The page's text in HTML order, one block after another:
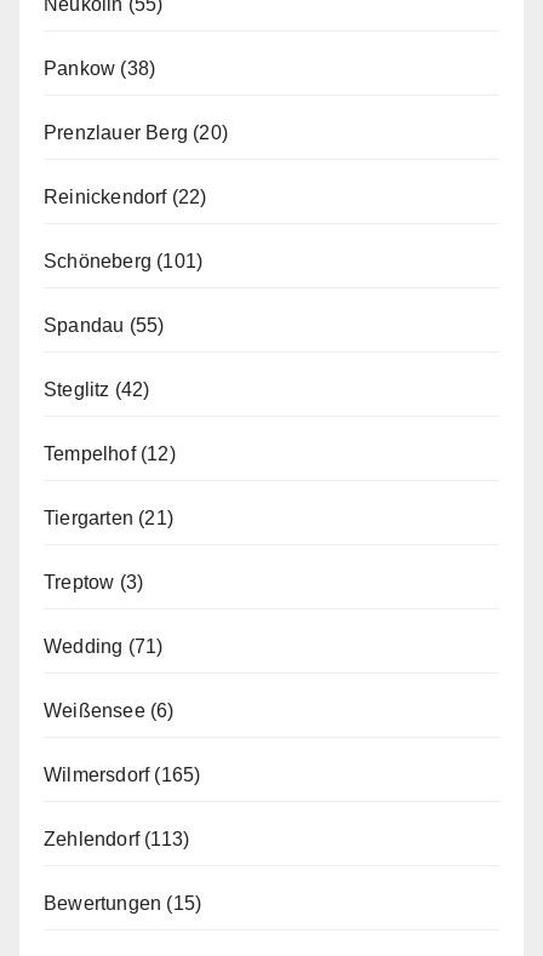
Neukölln (55)
Pankow (38)
Prenzlauer Berg (20)
Reinickendorf(22)
Schöneberg (101)
Spandau (55)
Steglitz (42)
Tempelhof(12)
Tiergarten (21)
Treptow (3)
Wedding (71)
Weißensee(6)
Wilmersdorf(165)
Zehlendorf(113)
Bewertungen (15)